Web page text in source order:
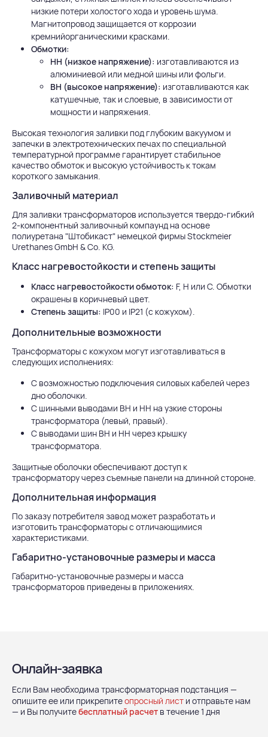
низкие потери холостого хода и уровень шума.
Магнитопровод защищается от коррозии
кремнийорганическими красками.
Обмотки:
НН (низкое напряжение): изготавливаются из
алюминиевой или медной шины или фольги.
ВН (высокое напряжение): изготавливаются как
катушечные, так и слоевые, в зависимости от
мощности и напряжения.
Высокая технология заливки под глубоким вакуумом и
запечки в электротехнических печах по специальной
температурной программе гарантирует стабильное
качество обмоток и высокую устойчивость к токам
короткого замыкания.
Заливочный материал
Для заливки трансформаторов используется твердо-гибкий
2-компонентный заливочный компаунд на основе
полиуретана "Штобикаст" немецкой фирмы Stockmeier
Urethanes GmbH & Co. KG.
Класс нагревостойкости и степень защиты
Класс нагревостойкости обмоток: F, Н или С. Обмотки
окрашены в коричневый цвет.
Степень защиты: IP00 и IP21 (с кожухом).
Дополнительные возможности
Трансформаторы с кожухом могут изготавливаться в
следующих исполнениях:
С возможностью подключения силовых кабелей через
дно оболочки.
С шинными выводами ВН и НН на узкие стороны
трансформатора (левый, правый).
С выводами шин ВН и НН через крышку
трансформатора.
Защитные оболочки обеспечивают доступ к
трансформатору через съемные панели на длинной стороне.
Дополнительная информация
По заказу потребителя завод может разработать и
изготовить трансформаторы с отличающимися
характеристиками.
Габаритно-установочные размеры и масса
Габаритно-установочные размеры и масса
трансформаторов приведены в приложениях.
Онлайн-заявка
Если Вам необходима трансформаторная подстанция —
опишите ее или прикрепитеопросный лист и отправьте нам
— и Вы получитебесплатный расчет в течение 1 дня